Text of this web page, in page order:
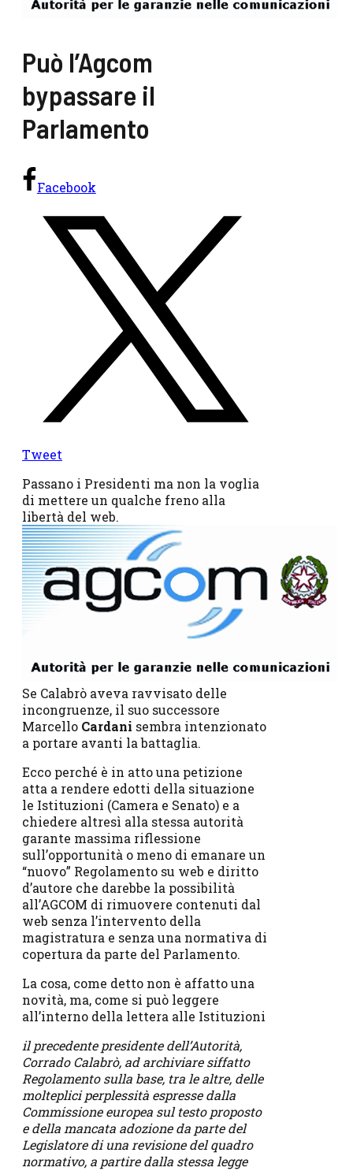
Può l’Agcom
bypassare il
Parlamento
Facebook
Tweet
Passano i Presidenti ma non la voglia
di mettere un qualche freno alla
libertà del web.
Se Calabrò aveva ravvisato delle
incongruenze, il suo successore
Marcello Cardani sembra intenzionato
a portare avanti la battaglia.
Ecco perché è in atto una petizione
atta a rendere edotti della situazione
le Istituzioni (Camera e Senato) e a
chiedere altresì alla stessa autorità
garante massima riflessione
sull’opportunità o meno di emanare un
“nuovo” Regolamento su web e diritto
d’autore che darebbe la possibilità
all’AGCOM di rimuovere contenuti dal
web senza l’intervento della
magistratura e senza una normativa di
copertura da parte del Parlamento.
La cosa, come detto non è affatto una
novità, ma, come si può leggere
all’interno della lettera alle Istituzioni
il precedente presidente dell’Autorità,
Corrado Calabrò, ad archiviare siffatto
Regolamento sulla base, tra le altre, delle
molteplici perplessità espresse dalla
Commissione europea sul testo proposto
e della mancata adozione da parte del
Legislatore di una revisione del quadro
normativo, a partire dalla stessa legge